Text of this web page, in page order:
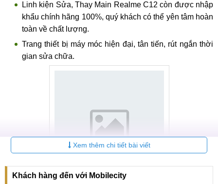
Linh kiện Sửa, Thay Main Realme C12 còn được nhập
khẩu chính hãng 100%, quý khách có thể yên tâm hoàn
toàn về chất lượng.
Trang thiết bị máy móc hiện đại, tân tiến, rút ngắn thời
gian sửa chữa.
Xem thêm chi tiết bài viết
Khách hàng đến với Mobilecity